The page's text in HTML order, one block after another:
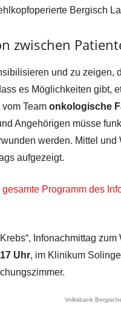
Bergisch
zwischen
und zu zeigen,
es Möglichkeiten gibt,
Team onkologische
Angehörigen müsse
werden. Mittel
aufgezeigt.
gesamte Programm des
Infonachmittag
Uhr, im Klinikum
Volksbank